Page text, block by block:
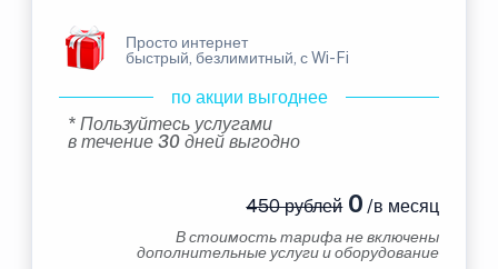
Просто интернет
быстрый, безлимитный, с Wi-Fi
по акции выгоднее
* Пользуйтесь услугами
в течение 30 дней выгодно
450 рублей0 /в месяц
В стоимость тарифа не включены
дополнительные услуги и оборудование